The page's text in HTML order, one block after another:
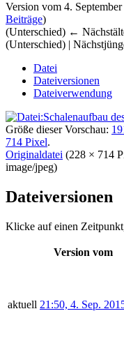
Version vom 4.
Beiträge)
(Unterschied) ←
(Unterschied) |
Datei
Dateiversionen
Dateiverwendung
Größe dieser Vorschau:
714 Pixel.
Originaldatei (228 × 714
image/jpeg)
Dateiversionen
Klicke auf einen
Version vom
aktuell 21:50, 4. Sep.